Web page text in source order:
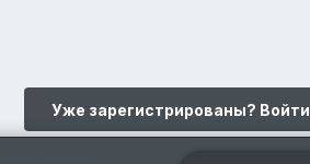
Уже зарегистрированы? Войти